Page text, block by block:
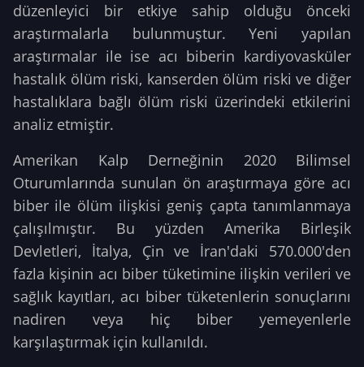
düzenleyici bir etkiye sahip olduğu önceki
araştırmalarla bulunmuştur. Yeni yapılan
araştırmalar ile ise acı biberin kardiyovasküler
hastalık ölüm riski, kanserden ölüm riski ve diğer
hastalıklara bağlı ölüm riski üzerindeki etkilerini
analiz etmiştir.
Amerikan Kalp Derneğinin 2020 Bilimsel
Oturumlarında sunulan ön araştırmaya göre acı
biber ile ölüm ilişkisi geniş çapta tanımlanmaya
çalışılmıştır. Bu yüzden Amerika Birleşik
Devletleri, İtalya, Çin ve İran'daki 570.000'den
fazla kişinin acı biber tüketimine ilişkin verileri ve
sağlık kayıtları, acı biber tüketenlerin sonuçlarını
nadiren veya hiç biber yemeyenlerle
karşılaştırmak için kullanıldı.